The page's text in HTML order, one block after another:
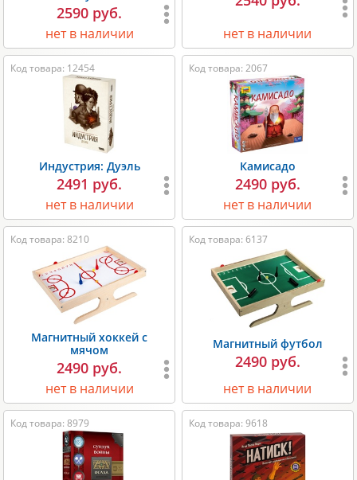
2590 руб.
нет в наличии нет в наличии
Код товара: 12454
Индустрия: Дуэль
2491 руб.
нет в наличии
Код товара: 2067
Камисадо
2490 руб.
нет в наличии
Код товара: 8210
Магнитный хоккей с
мячом
2490 руб.
нет в наличии
Код товара: 6137
Магнитный футбол
2490 руб.
нет в наличии
Код товара: 8979 Код товара: 9618